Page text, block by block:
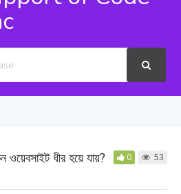
ওয়েবসাইট ধীর হয়ে যায়?
0 53